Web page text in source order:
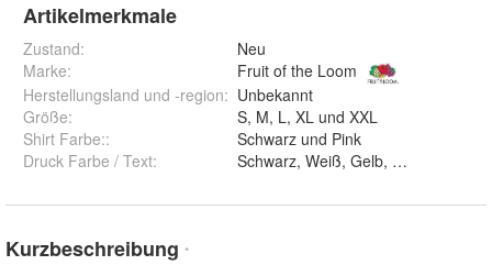
Artikelmerkmale
Zustand:
Neu
Marke:
Fruit of the Loom
Herstellungsland und -region: Unbekannt
Größe:
S, M, L, XL und XXL
Shirt Farbe::
Schwarz und Pink
Druck Farbe / Text:
Kurzbeschreibung *